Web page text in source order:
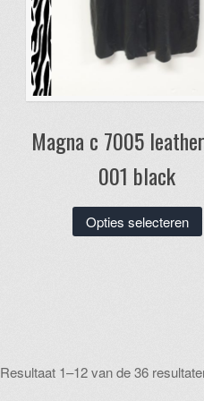
Magna c 7005
001 black
Opties selecteren
Resultaat 1–12 van de 36